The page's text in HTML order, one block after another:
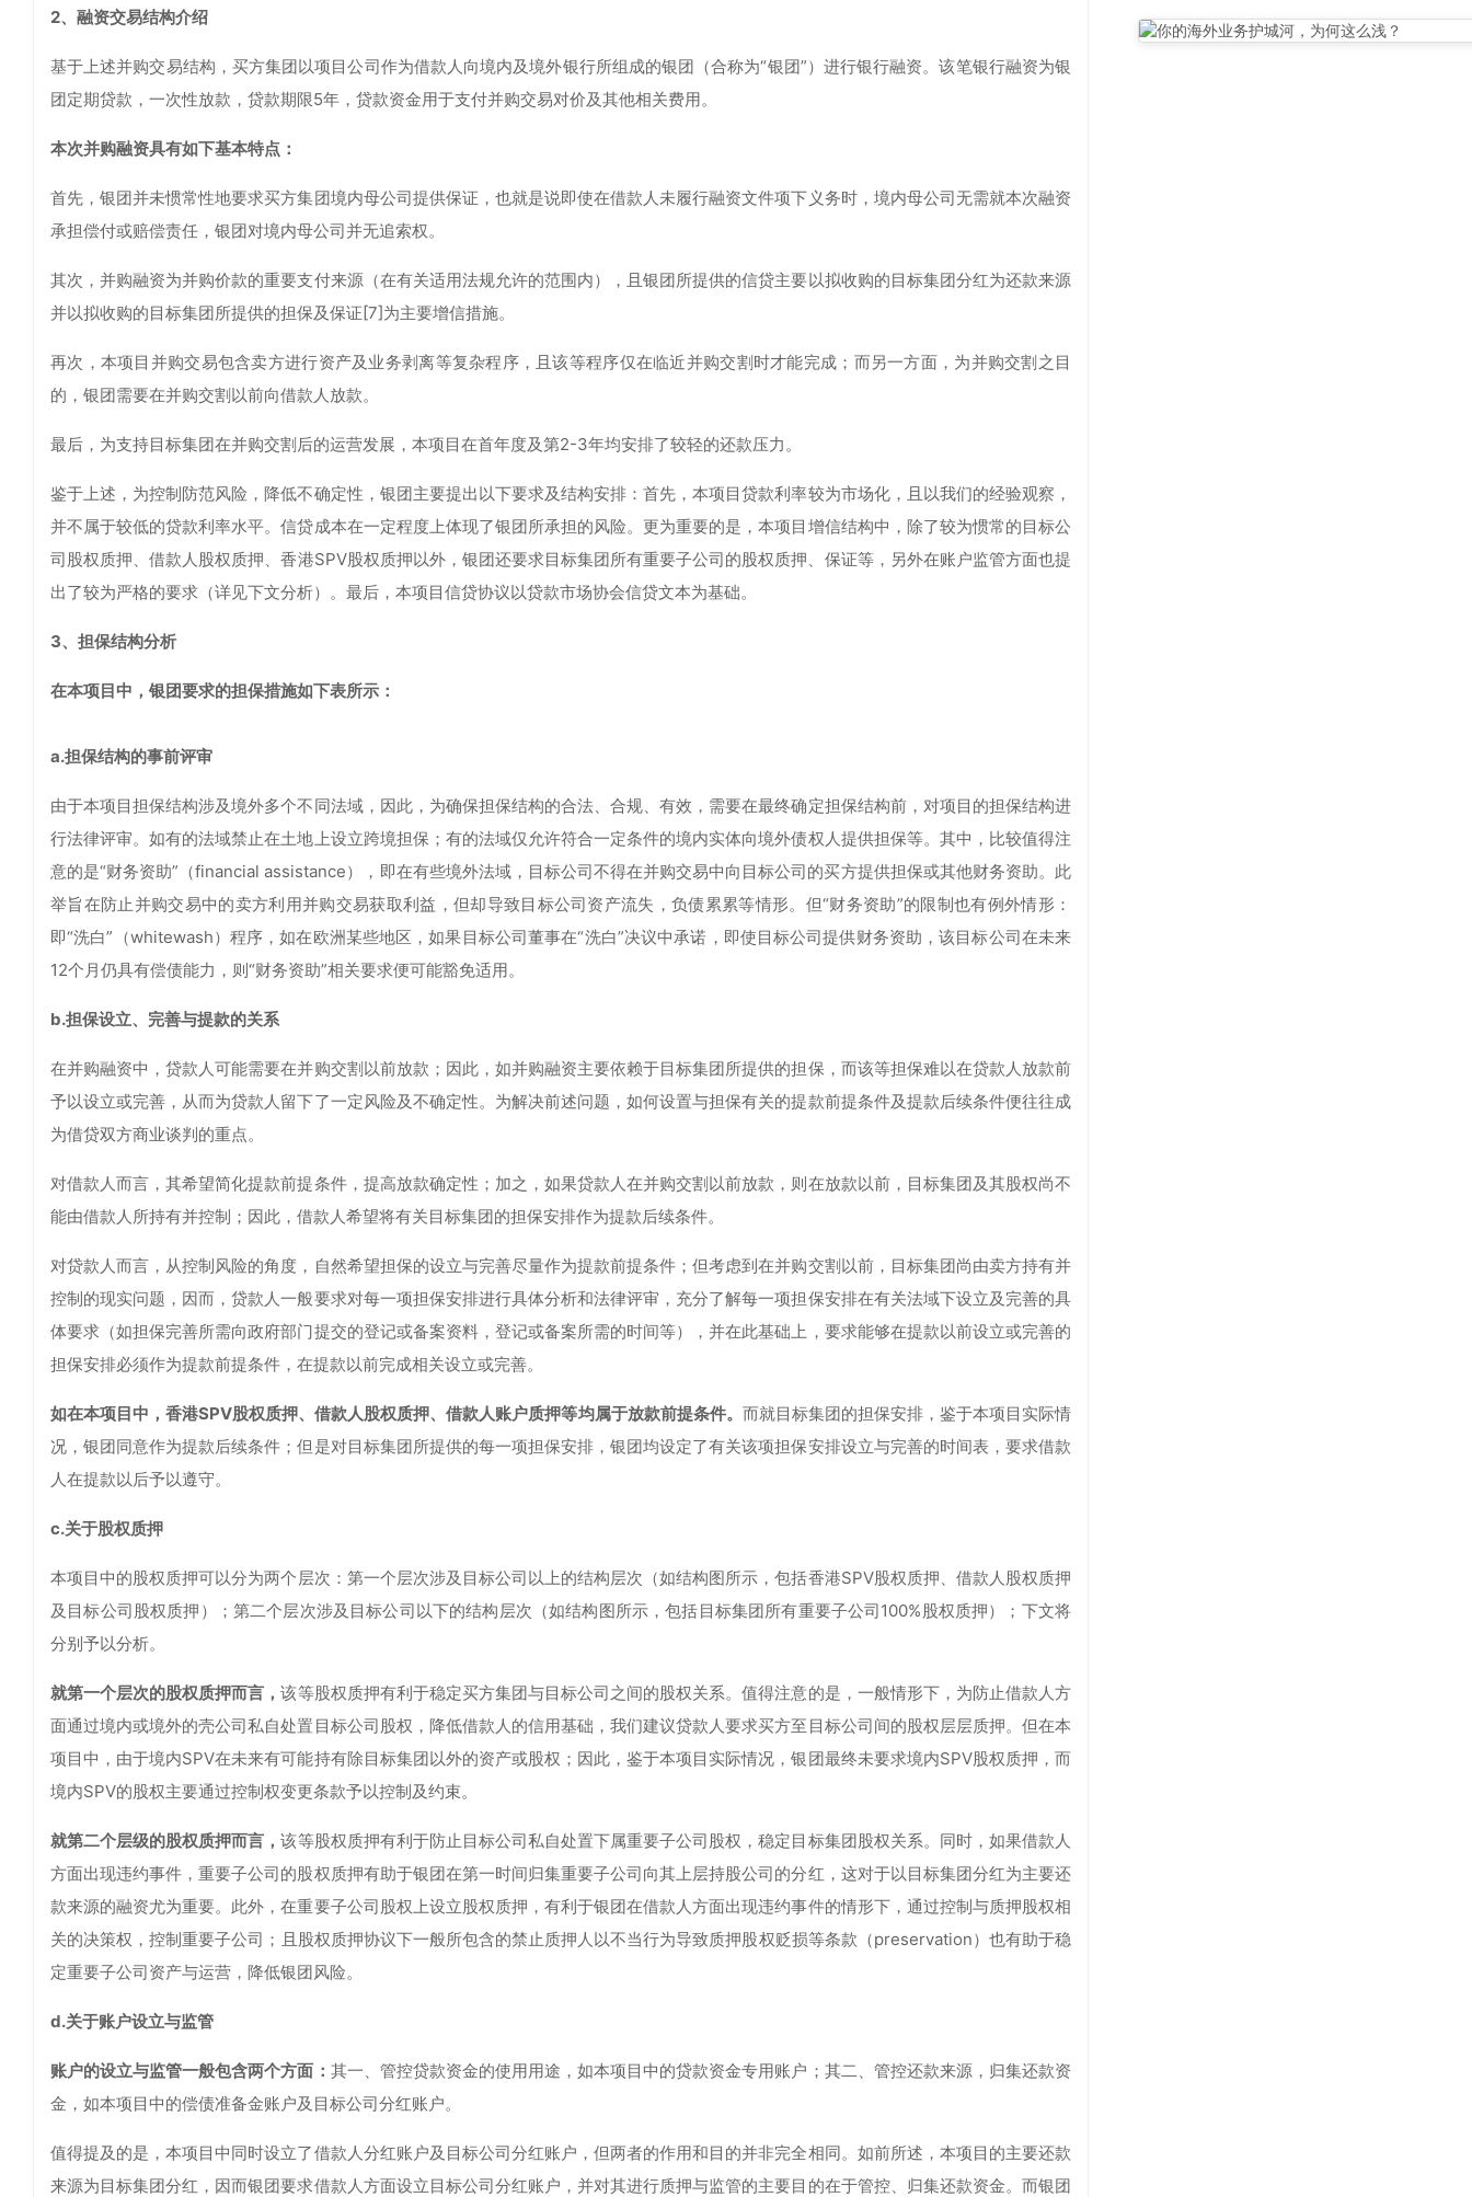
2、融资交易结构介绍
基于上述并购交易结构，买方集团以项目公司作为借款人向境内及境外银行所组成的银团（合称为“银团”）进行银行融资。该笔银行融资为银
团定期贷款，一次性放款，贷款期限5年，贷款资金用于支付并购交易对价及其他相关费用。
本次并购融资具有如下基本特点：
首先，银团并未惯常性地要求买方集团境内母公司提供保证，也就是说即使在借款人未履行融资文件项下义务时，境内母公司无需就本次融资
承担偿付或赔偿责任，银团对境内母公司并无追索权。
其次，并购融资为并购价款的重要支付来源（在有关适用法规允许的范围内），且银团所提供的信贷主要以拟收购的目标集团分红为还款来源
并以拟收购的目标集团所提供的担保及保证[7]为主要增信措施。
再次，本项目并购交易包含卖方进行资产及业务剥离等复杂程序，且该等程序仅在临近并购交割时才能完成；而另一方面，为并购交割之目
的，银团需要在并购交割以前向借款人放款。
最后，为支持目标集团在并购交割后的运营发展，本项目在首年度及第2-3年均安排了较轻的还款压力。
鉴于上述，为控制防范风险，降低不确定性，银团主要提出以下要求及结构安排：首先，本项目贷款利率较为市场化，且以我们的经验观察，
并不属于较低的贷款利率水平。信贷成本在一定程度上体现了银团所承担的风险。更为重要的是，本项目增信结构中，除了较为惯常的目标公
司股权质押、借款人股权质押、香港SPV股权质押以外，银团还要求目标集团所有重要子公司的股权质押、保证等，另外在账户监管方面也提
出了较为严格的要求（详见下文分析）。最后，本项目信贷协议以贷款市场协会信贷文本为基础。
3、担保结构分析
在本项目中，银团要求的担保措施如下表所示：
a.担保结构的事前评审
由于本项目担保结构涉及境外多个不同法域，因此，为确保担保结构的合法、合规、有效，需要在最终确定担保结构前，对项目的担保结构进
行法律评审。如有的法域禁止在土地上设立跨境担保；有的法域仅允许符合一定条件的境内实体向境外债权人提供担保等。其中，比较值得注
意的是“财务资助”（financial assistance），即在有些境外法域，目标公司不得在并购交易中向目标公司的买方提供担保或其他财务资助。此
举旨在防止并购交易中的卖方利用并购交易获取利益，但却导致目标公司资产流失，负债累累等情形。但“财务资助”的限制也有例外情形：
即“洗白”（whitewash）程序，如在欧洲某些地区，如果目标公司董事在“洗白”决议中承诺，即使目标公司提供财务资助，该目标公司在未来
12个月仍具有偿债能力，则“财务资助”相关要求便可能豁免适用。
b.担保设立、完善与提款的关系
在并购融资中，贷款人可能需要在并购交割以前放款；因此，如并购融资主要依赖于目标集团所提供的担保，而该等担保难以在贷款人放款前
予以设立或完善，从而为贷款人留下了一定风险及不确定性。为解决前述问题，如何设置与担保有关的提款前提条件及提款后续条件便往往成
为借贷双方商业谈判的重点。
对借款人而言，其希望简化提款前提条件，提高放款确定性；加之，如果贷款人在并购交割以前放款，则在放款以前，目标集团及其股权尚不
能由借款人所持有并控制；因此，借款人希望将有关目标集团的担保安排作为提款后续条件。
对贷款人而言，从控制风险的角度，自然希望担保的设立与完善尽量作为提款前提条件；但考虑到在并购交割以前，目标集团尚由卖方持有并
控制的现实问题，因而，贷款人一般要求对每一项担保安排进行具体分析和法律评审，充分了解每一项担保安排在有关法域下设立及完善的具
体要求（如担保完善所需向政府部门提交的登记或备案资料，登记或备案所需的时间等），并在此基础上，要求能够在提款以前设立或完善的
担保安排必须作为提款前提条件，在提款以前完成相关设立或完善。
如在本项目中，香港SPV股权质押、借款人股权质押、借款人账户质押等均属于放款前提条件。 而就目标集团的担保安排，鉴于本项目实际情
况，银团同意作为提款后续条件；但是对目标集团所提供的每一项担保安排，银团均设定了有关该项担保安排设立与完善的时间表，要求借款
人在提款以后予以遵守。
c.关于股权质押
本项目中的股权质押可以分为两个层次：第一个层次涉及目标公司以上的结构层次（如结构图所示，包括香港SPV股权质押、借款人股权质押
及目标公司股权质押）；第二个层次涉及目标公司以下的结构层次（如结构图所示，包括目标集团所有重要子公司100%股权质押）；下文将
分别予以分析。
就第一个层次的股权质押而言，该等股权质押有利于稳定买方集团与目标公司之间的股权关系。值得注意的是，一般情形下，为防止借款人方
面通过境内或境外的壳公司私自处置目标公司股权，降低借款人的信用基础，我们建议贷款人要求买方至目标公司间的股权层层质押。但在本
项目中，由于境内SPV在未来有可能持有除目标集团以外的资产或股权；因此，鉴于本项目实际情况，银团最终未要求境内SPV股权质押，而
境内SPV的股权主要通过控制权变更条款予以控制及约束。
就第二个层级的股权质押而言，该等股权质押有利于防止目标公司私自处置下属重要子公司股权，稳定目标集团股权关系。同时，如果借款人
方面出现违约事件，重要子公司的股权质押有助于银团在第一时间归集重要子公司向其上层持股公司的分红，这对于以目标集团分红为主要还
款来源的融资尤为重要。此外，在重要子公司股权上设立股权质押，有利于银团在借款人方面出现违约事件的情形下，通过控制与质押股权相
关的决策权，控制重要子公司；且股权质押协议下一般所包含的禁止质押人以不当行为导致质押股权贬损等条款（preservation）也有助于稳
定重要子公司资产与运营，降低银团风险。
d.关于账户设立与监管
账户的设立与监管一般包含两个方面： 其一、管控贷款资金的使用用途，如本项目中的贷款资金专用账户；其二、管控还款来源，归集还款资
金，如本项目中的偿债准备金账户及目标公司分红账户。
值得提及的是，本项目中同时设立了借款人分红账户及目标公司分红账户，但两者的作用和目的并非完全相同。如前所述，本项目的主要还款
来源为目标集团分红，因而银团要求借款人方面设立目标公司分红账户，并对其进行质押与监管的主要目的在于管控、归集还款资金。而银团